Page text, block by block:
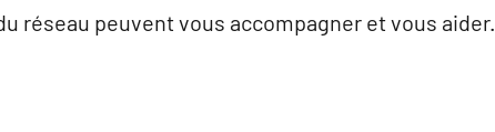
réseau peuvent vous accompagner et vous aider.